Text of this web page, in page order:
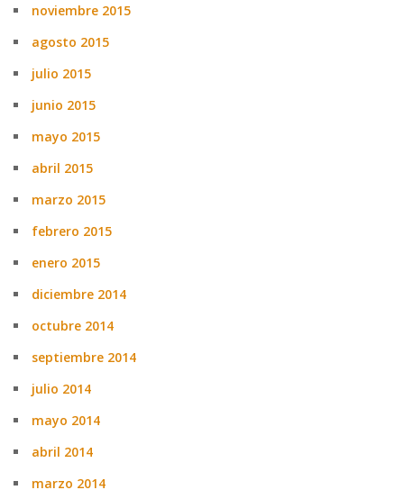
noviembre 2015
agosto 2015
julio 2015
junio 2015
mayo 2015
abril 2015
marzo 2015
febrero 2015
enero 2015
diciembre 2014
octubre 2014
septiembre 2014
julio 2014
mayo 2014
abril 2014
marzo 2014